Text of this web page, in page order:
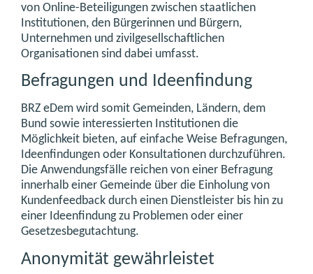
von Online-Beteiligungen zwischen staatlichen
Institutionen, den Bürgerinnen und Bürgern,
Unternehmen und zivilgesellschaftlichen
Organisationen sind dabei umfasst.
Befragungen und Ideenfindung
BRZ eDem wird somit Gemeinden, Ländern, dem
Bund sowie interessierten Institutionen die
Möglichkeit bieten, auf einfache Weise Befragungen,
Ideenfindungen oder Konsultationen durchzuführen.
Die Anwendungsfälle reichen von einer Befragung
innerhalb einer Gemeinde über die Einholung von
Kundenfeedback durch einen Dienstleister bis hin zu
einer Ideenfindungzu Problemen oder einer
Gesetzesbegutachtung.
Anonymität gewährleistet